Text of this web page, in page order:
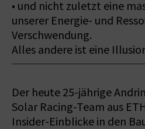
• und nicht zuletzt eine
unserer Energie- und
Verschwendung.
Alles andere ist eine
Der heute 25-jährige
Solar Racing-Team aus
Insider-Einblicke in den